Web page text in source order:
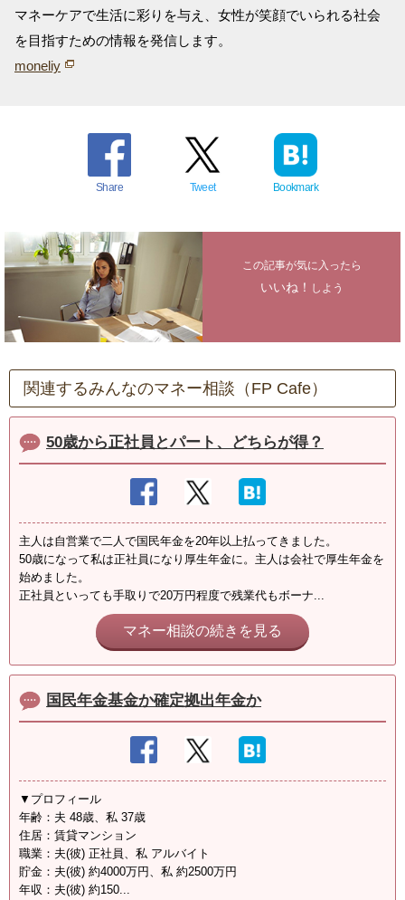
マネーケアで生活に彩りを与え、女性が笑顔でいられる社会
を目指すための情報を発信します。
moneliy
Share Tweet Bookmark
この記事が気に入ったら
いいね！ しよう
関連するみんなのマネー相談（FP Cafe）
50歳から正社員とパート、どちらが得？
主人は自営業で二人で国民年金を20年以上払ってきました。
50歳になって私は正社員になり厚生年金に。主人は会社で厚生年金を
始めました。
正社員といっても手取りで20万円程度で残業代もボーナ...
マネー相談の続きを見る
国民年金基金か確定拠出年金か
▼プロフィール
年齢：夫 48歳、私 37歳
住居：賃貸マンション
職業：夫(彼) 正社員、私 アルバイト
貯金：夫(彼) 約4000万円、私 約2500万円
年収：夫(彼) 約150...